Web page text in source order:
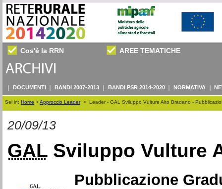
Cos'è la RRN AREE TEMATICHE
DOCUMENTI BANDI 2007-2013 BANDI PSR 2014-2020 NORMATIVA
Sei in: Home >Approccio Leader> Leader - GAL Sviluppo Vulture Alto Bradano -
20/09/13
GAL Sviluppo Vulture
Pubblicazione